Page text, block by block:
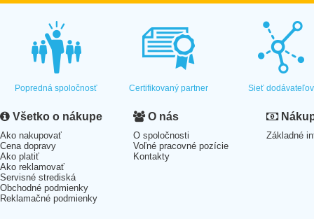
Popredná spoločnosť Certifikovaný partner Sieť dodávateľov
Všetko o nákupe
Ako nakupovať
Cena dopravy
Ako platiť
Ako reklamovať
Servisné strediská
Obchodné podmienky
Reklamačné podmienky
O nás
O spoločnosti
Voľné pracovné pozície
Kontakty
Základné